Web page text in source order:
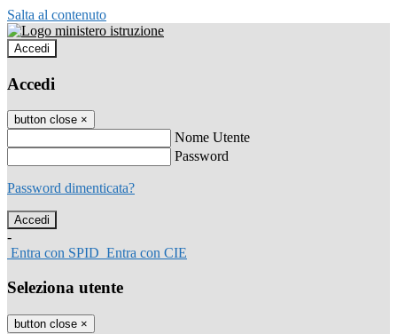
Salta al contenuto
Accedi
Accedi
button close ×
Nome Utente
Password
Password dimenticata?
-
Entra con SPID Entra con CIE
Seleziona utente
button close ×